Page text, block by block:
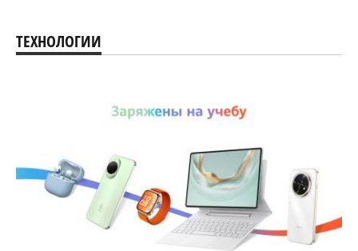
ТЕХНОЛОГИИ